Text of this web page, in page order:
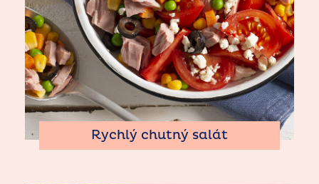
Rychlý chutný salát